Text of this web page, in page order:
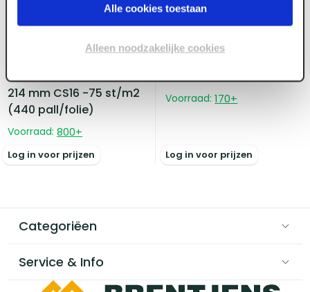
Alle cookies toestaan
Alleen noodzakelijke cookies
Waalformaat 102 x 55 x
214 mm CS16 -75 st/m2
(440 pall/folie)
Voorraad: 800+
Log in voor prijzen
Cantillana
Kalkzandsteen
zomerlijm M15 A/B 25 kg
Voorraad: 170+
Log in voor prijzen
Categoriëen
Service & Info